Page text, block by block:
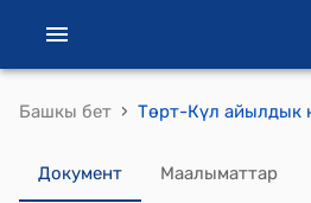
Башкы бет ›
Документ Маалыматтар